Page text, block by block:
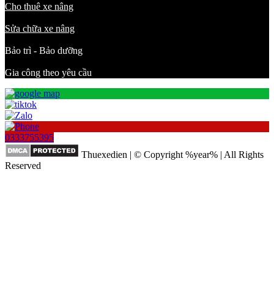
Cho thuê xe nâng
Sửa chữa xe nâng
Bảo trì - Bảo dưỡng
Gia công theo yêu cầu
0333755395
Thuexedien | © Copyright %year% | All Rights
Reserved